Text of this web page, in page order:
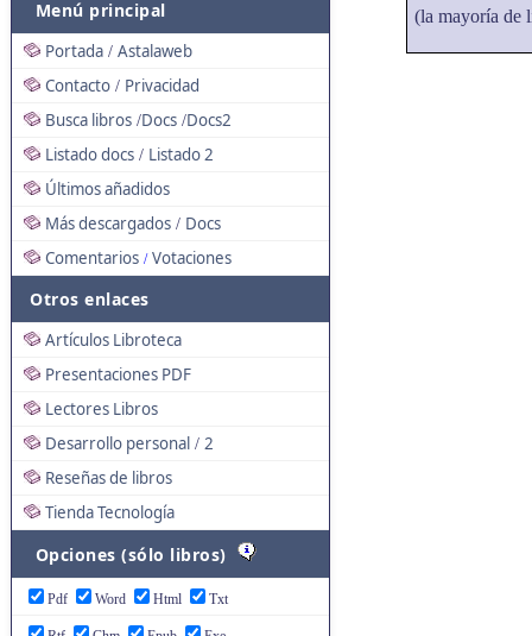
Menú principal
Portada / Astalaweb
Contacto / Privacidad
Busca libros /Docs /Docs2
Listado docs / Listado 2
Últimos añadidos
Más descargados / Docs
Comentarios / Votaciones
Otros enlaces
Artículos Libroteca
Presentaciones PDF
Lectores Libros
Desarrollo personal / 2
Reseñas de libros
Tienda Tecnología
Opciones (sólo libros)
Pdf Word Html Txt
(la mayoría de